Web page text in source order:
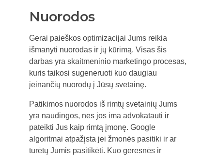
Nuorodos
Gerai paieškos optimizacijai Jums reikia
išmanyti nuorodas ir jų kūrimą. Visas šis
darbas yra skaitmeninio marketingo procesas,
kuris taikosi sugeneruoti kuo daugiau
įeinančių nuorodų į Jūsų svetainę.
Patikimos nuorodos iš rimtų svetainių Jums
yra naudingos, nes jos ima advokatauti ir
pateikti Jus kaip rimtą įmonę. Google
algoritmai atpažįsta jei žmonės pasitiki ir ar
turėtų Jumis pasitikėti. Kuo geresnės ir